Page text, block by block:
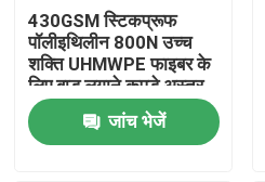
फैक्टरी यात्रा
गुणवत्ता नियंत्रण
430GSM स्टिकप्रूफ
पॉलीइथिलीन 800N उच्च
शक्ति UHMWPE फाइबर के
लिए बाड़ लगाने कपड़े अस्तर
जांच भेजें